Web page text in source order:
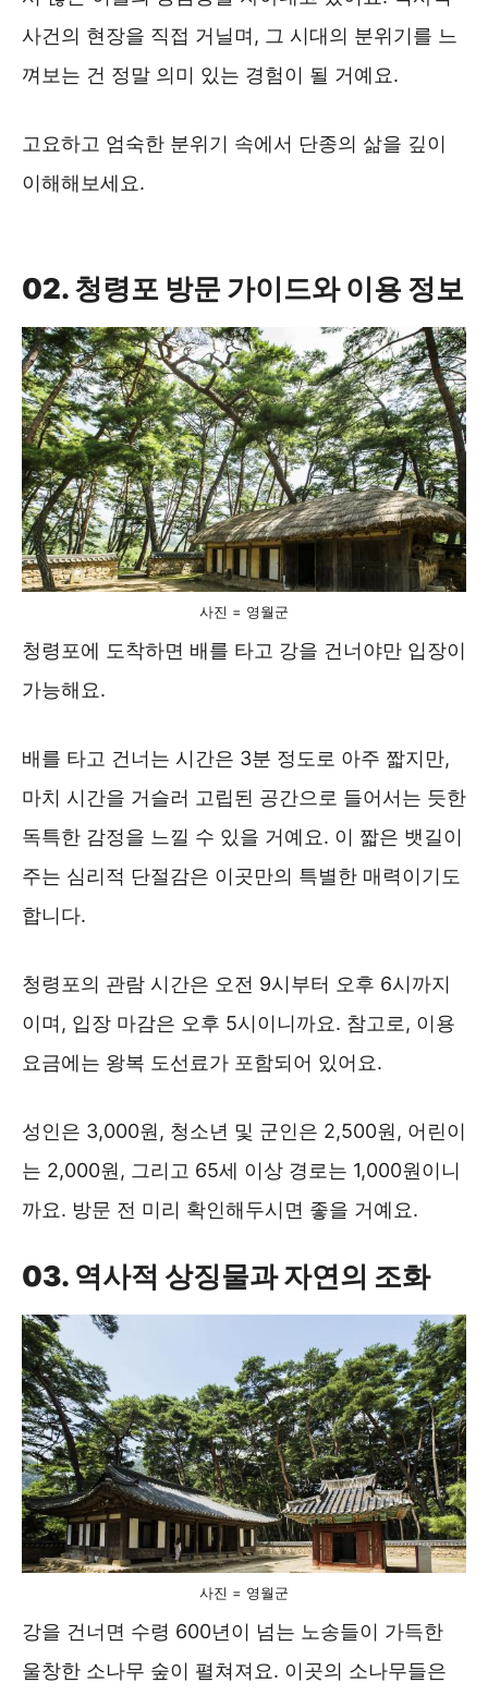
사건의 현장을 직접 거닐며, 그 시대의 분위기를 느
껴보는 건 정말 의미 있는 경험이 될 거예요.
고요하고 엄숙한 분위기 속에서 단종의 삶을 깊이
이해해보세요.
02. 청령포 방문 가이드와 이용 정보
사진 = 영월군
청령포에 도착하면 배를 타고 강을 건너야만 입장이
가능해요.
배를 타고 건너는 시간은 3분 정도로 아주 짧지만,
마치 시간을 거슬러 고립된 공간으로 들어서는 듯한
독특한 감정을 느낄 수 있을 거예요. 이 짧은 뱃길이
주는 심리적 단절감은 이곳만의 특별한 매력이기도
합니다.
청령포의 관람 시간은 오전 9시부터 오후 6시까지
이며, 입장 마감은 오후 5시이니까요. 참고로, 이용
요금에는 왕복 도선료가 포함되어 있어요.
성인은 3,000원, 청소년 및 군인은 2,500원, 어린이
는 2,000원, 그리고 65세 이상 경로는 1,000원이니
까요. 방문 전 미리 확인해두시면 좋을 거예요.
03. 역사적 상징물과 자연의 조화
사진 = 영월군
강을 건너면 수령 600년이 넘는 노송들이 가득한
울창한 소나무 숲이 펼쳐져요. 이곳의 소나무들은